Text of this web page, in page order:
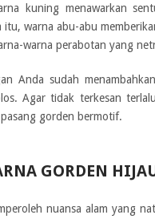
kuning menawarkan
itu, warna abu-abu
warna perabotan yang
Anda sudah
Agar tidak terkesan
gorden bermotif.
GORDEN
nuansa alam yang